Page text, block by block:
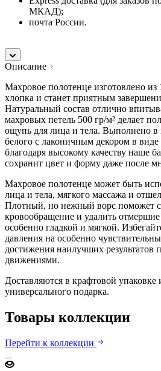
МКАД);
почта России.
Описание
Махровое полотенце изготовлено
хлопка и станет приятным
Натуральный состав отлично
махровых петель 500 гр/м² делает
ощупь для лица и тела. Выполнено в
белого с лаконичным декором в
благодаря высокому качеству наше
сохранит цвет и форму даже после
Махровое полотенце может быть
лица и тела, мягкого массажа и
Плотный, но нежный ворс поможет
кровообращение и удалить
особенно гладкой и мягкой.
давления на особенно
достижения наилучших результатов
движениями.
Доставляются в крафтовой упаковке
универсального подарка.
Товары коллекции
Перейти к коллекции